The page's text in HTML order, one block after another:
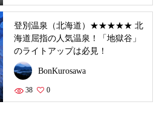
登別温泉（北海道）★★★★★ 北
海道屈指の人気温泉！「地獄谷」
のライトアップは必見！
BonKurosawa
38 0